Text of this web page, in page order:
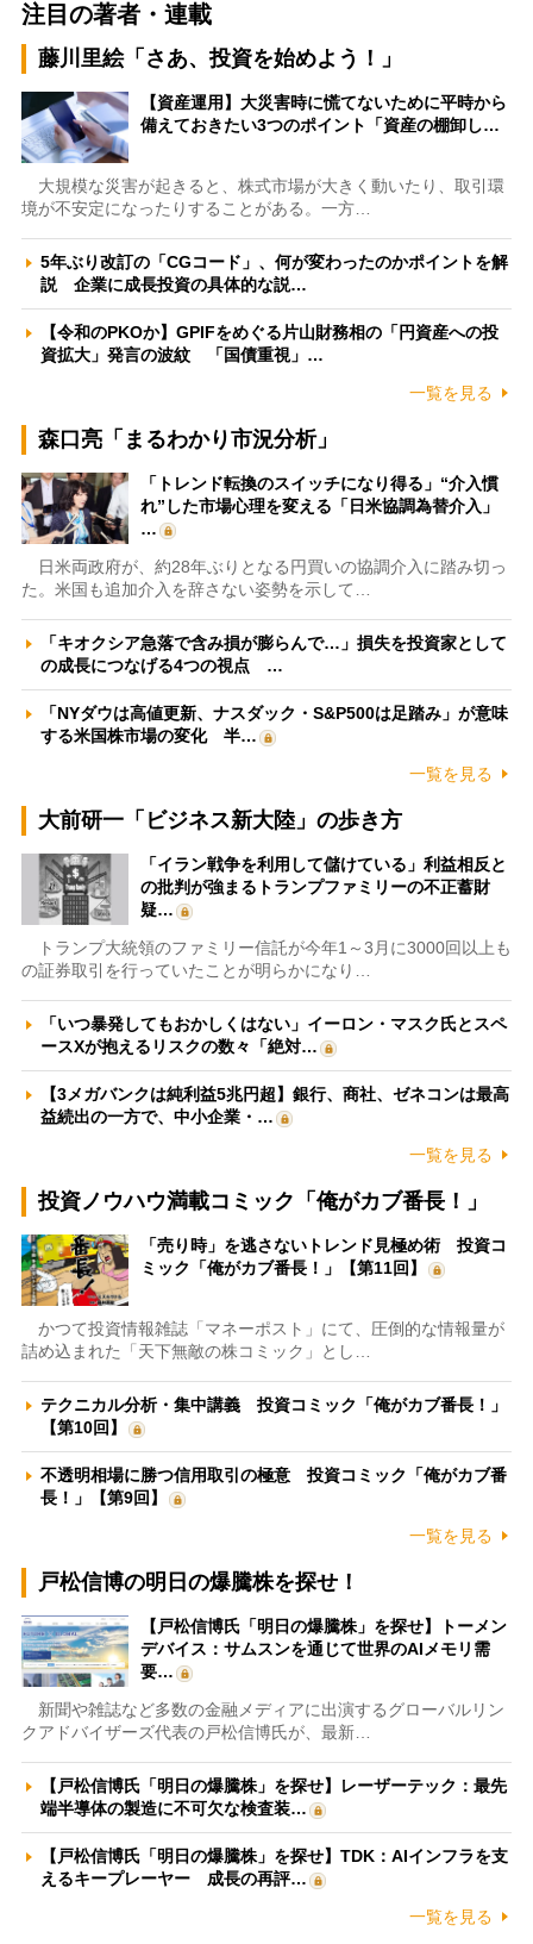
注目の著者・連載
藤川里絵「さあ、投資を始めよう！」
【資産運用】大災害時に慌てないために平時から
備えておきたい3つのポイント「資産の棚卸し…
大規模な災害が起きると、株式市場が大きく動いたり、取引環
境が不安定になったりすることがある。一方…
5年ぶり改訂の「CGコード」、何が変わったのかポイントを解
説 企業に成長投資の具体的な説…
【令和のPKOか】GPIFをめぐる片山財務相の「円資産への投
資拡大」発言の波紋 「国債重視」…
一覧を見る
森口亮「まるわかり市況分析」
「トレンド転換のスイッチになり得る」“介入慣
れ”した市場心理を変える「日米協調為替介入」
…
日米両政府が、約28年ぶりとなる円買いの協調介入に踏み切っ
た。米国も追加介入を辞さない姿勢を示して…
「キオクシア急落で含み損が膨らんで…」損失を投資家として
の成長につなげる4つの視点 …
「NYダウは高値更新、ナスダック・S&P500は足踏み」が意味
する米国株市場の変化 半…
一覧を見る
大前研一「ビジネス新大陸」の歩き方
「イラン戦争を利用して儲けている」利益相反と
の批判が強まるトランプファミリーの不正蓄財
疑…
トランプ大統領のファミリー信託が今年1～3月に3000回以上も
の証券取引を行っていたことが明らかになり…
「いつ暴発してもおかしくはない」イーロン・マスク氏とスペ
ースXが抱えるリスクの数々「絶対…
【3メガバンクは純利益5兆円超】銀行、商社、ゼネコンは最高
益続出の一方で、中小企業・…
一覧を見る
投資ノウハウ満載コミック「俺がカブ番長！」
「売り時」を逃さないトレンド見極め術 投資コ
ミック「俺がカブ番長！」【第11回】
かつて投資情報雑誌「マネーポスト」にて、圧倒的な情報量が
詰め込まれた「天下無敵の株コミック」とし…
テクニカル分析・集中講義 投資コミック「俺がカブ番長！」
【第10回】
不透明相場に勝つ信用取引の極意 投資コミック「俺がカブ番
長！」【第9回】
一覧を見る
戸松信博の明日の爆騰株を探せ！
【戸松信博氏「明日の爆騰株」を探せ】トーメン
デバイス：サムスンを通じて世界のAIメモリ需
要…
新聞や雑誌など多数の金融メディアに出演するグローバルリン
クアドバイザーズ代表の戸松信博氏が、最新…
【戸松信博氏「明日の爆騰株」を探せ】レーザーテック：最先
端半導体の製造に不可欠な検査装…
【戸松信博氏「明日の爆騰株」を探せ】TDK：AIインフラを支
えるキープレーヤー 成長の再評…
一覧を見る